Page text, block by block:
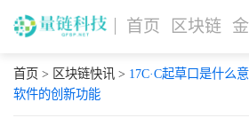
首页 区块链
首页 > 区块链快讯> 17C·C起草口是什么
软件的创新功能